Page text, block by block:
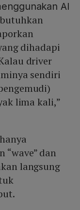
AI
dihadapi
driver
sendiri
lima kali,”
dan
langsung